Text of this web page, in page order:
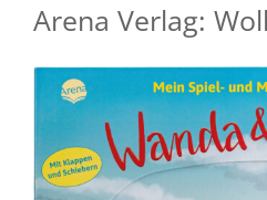
Arena Verlag: